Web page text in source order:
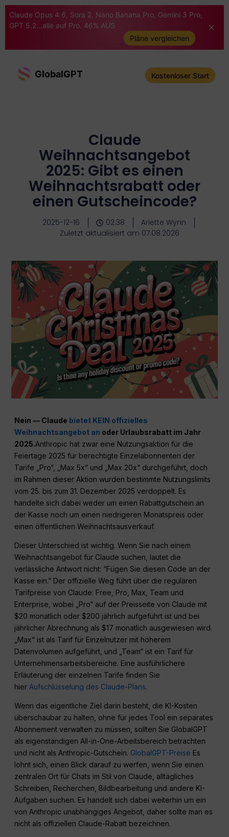
Claude Opus 4.6, Sora 2, Nano Banana Pro, Gemini 3 Pro,
GPT 5.2...alle auf Pro. 46% AUS
Pläne vergleichen
GlobalGPT Kostenloser Start
Claude
Weihnachtsangebot
2025: Gibt es einen
Weihnachtsrabatt oder
einen Gutscheincode?
2025-12-16 02:38
Ariette Wynn
Zuletzt aktualisiert am 07.08.2026
Nein — Claude bietet KEIN offizielles
Weihnachtsangebot an oder Urlaubsrabatt im Jahr
2025.Anthropic hat zwar eine Nutzungsaktion für die
Feiertage 2025 für berechtigte Einzelabonnenten der
Tarife „Pro“, „Max 5x“ und „Max 20x“ durchgeführt, doch
im Rahmen dieser Aktion wurden bestimmte Nutzungslimits
vom 25. bis zum 31. Dezember 2025 verdoppelt. Es
handelte sich dabei weder um einen Rabattgutschein an
der Kasse noch um einen niedrigeren Monatspreis oder
einen öffentlichen Weihnachtsausverkauf.
Dieser Unterschied ist wichtig. Wenn Sie nach einem
Weihnachtsangebot für Claude suchen, lautet die
verlässliche Antwort nicht: “Fügen Sie diesen Code an der
Kasse ein.” Der offizielle Weg führt über die regulären
Tarifpreise von Claude: Free, Pro, Max, Team und
Enterprise, wobei „Pro“ auf der Preisseite von Claude mit
$20 monatlich oder $200 jährlich aufgeführt ist und bei
jährlicher Abrechnung als $17 monatlich ausgewiesen wird.
„Max“ ist als Tarif für Einzelnutzer mit höherem
Datenvolumen aufgeführt, und „Team“ ist ein Tarif für
Unternehmensarbeitsbereiche. Eine ausführlichere
Erläuterung der einzelnen Tarife finden Sie
hierAufschlüsselung des Claude-Plans.
Wenn das eigentliche Ziel darin besteht, die KI-Kosten
überschaubar zu halten, ohne für jedes Tool ein separates
Abonnement verwalten zu müssen, sollten Sie GlobalGPT
als eigenständigen All-in-One-Arbeitsbereich betrachten
und nicht als Anthropic-Gutschein. GlobalGPT-Preise Es
lohnt sich, einen Blick darauf zu werfen, wenn Sie einen
zentralen Ort für Chats im Stil von Claude, alltägliches
Schreiben, Recherchen, Bildbearbeitung und andere KI-
Aufgaben suchen. Es handelt sich dabei weiterhin um ein
von Anthropic unabhängiges Angebot, daher sollte man es
nicht als offiziellen Claude-Rabatt bezeichnen.